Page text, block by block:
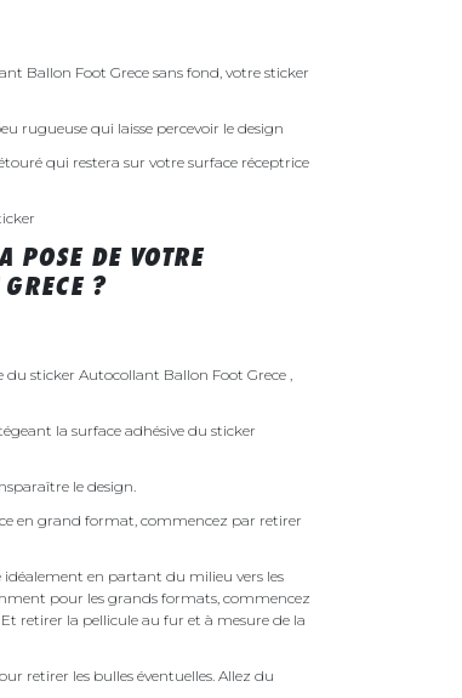
Ballon Foot Grece sans fond, votre sticker
rugueuse qui laisse percevoir le design
qui restera sur votre surface réceptrice
POSE DE VOTRE
?
sticker Autocollant Ballon Foot Grece ,
la surface adhésive du sticker
le design.
en grand format, commencez par retirer
idéalement en partant du milieu vers les
pour les grands formats, commencez
retirer la pellicule au fur et à mesure de la
retirer les bulles éventuelles. Allez du